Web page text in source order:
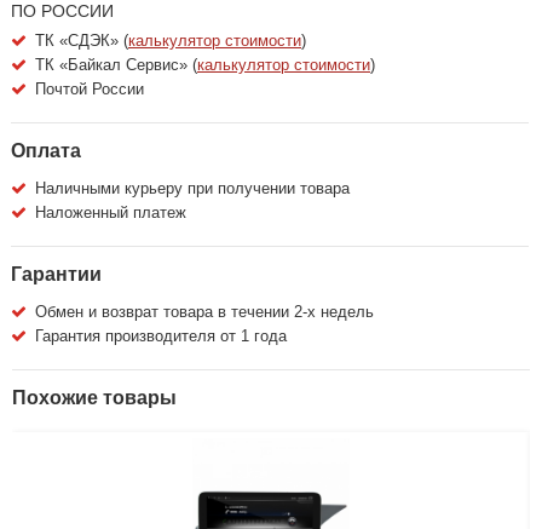
ПО РОССИИ
ТК «СДЭК» (калькулятор стоимости)
ТК «Байкал Сервис» (калькулятор стоимости)
Почтой России
Оплата
Наличными курьеру при получении товара
Наложенный платеж
Гарантии
Обмен и возврат товара в течении 2-х недель
Гарантия производителя от 1 года
Похожие товары